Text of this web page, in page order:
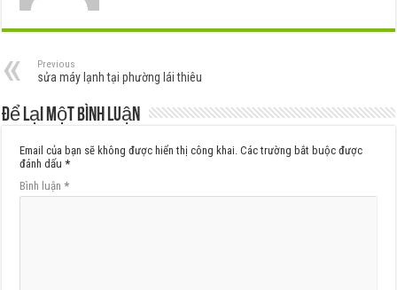
Previous
sửa máy lạnh tại phường lái thiêu
Để lại một bình luận
Email của bạn sẽ không được hiển thị công khai. Các trường bắt buộc được
đánh dấu*
Bình luận*